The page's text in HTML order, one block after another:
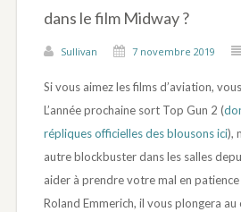
dans le film Midway ?
Sullivan 7 novembre 2019
Si vous aimez les films d’aviation,
L’année prochaine sort Top Gun 2 (
répliques officielles des blousons ici),
autre blockbuster dans les salles
aider à prendre votre mal en
Roland Emmerich, il vous plongera